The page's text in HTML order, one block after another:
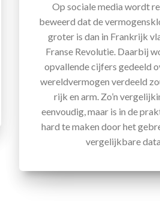
Op sociale media wordt
beweerd dat de
groter is dan in Frankrijk
Franse Revolutie. Daarbij
opvallende cijfers gedeeld
wereldvermogen verdeeld
rijk en arm. Zo’n
eenvoudig, maar is in de
hard te maken door het
vergelijkbare